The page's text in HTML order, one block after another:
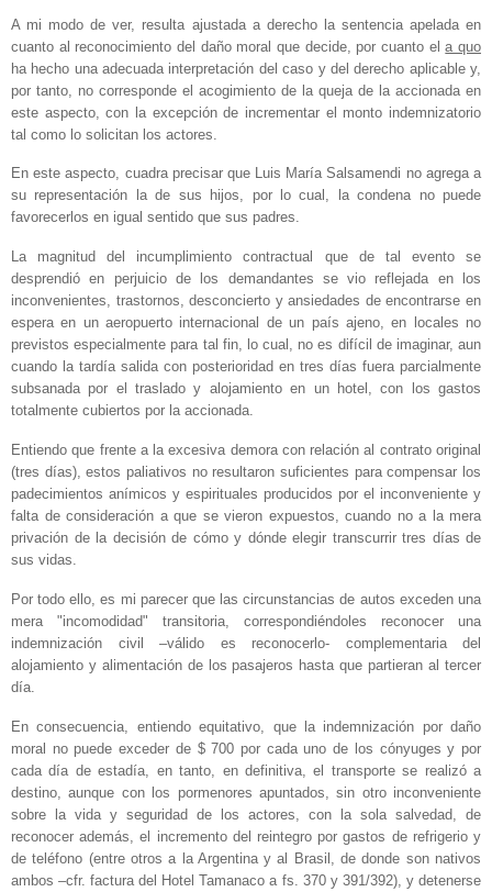
A mi modo de ver, resulta ajustada a derecho la sentencia apelada en
cuanto al reconocimiento del daño moral que decide, por cuanto ela quo
ha hecho una adecuada interpretación del caso y del derecho aplicable y,
por tanto, no corresponde el acogimiento de la queja de la accionada en
este aspecto, con la excepción de incrementar el monto indemnizatorio
tal como lo solicitan los actores.
En este aspecto, cuadra precisar que Luis María Salsamendi no agrega a
su representación la de sus hijos, por lo cual, la condena no puede
favorecerlos en igual sentido que sus padres.
La magnitud del incumplimiento contractual que de tal evento se
desprendió en perjuicio de los demandantes se vio reflejada en los
inconvenientes, trastornos, desconcierto y ansiedades de encontrarse en
espera en un aeropuerto internacional de un país ajeno, en locales no
previstos especialmente para tal fin, lo cual, no es difícil de imaginar, aun
cuando la tardía salida con posterioridad en tres días fuera parcialmente
subsanada por el traslado y alojamiento en un hotel, con los gastos
totalmente cubiertos por la accionada.
Entiendo que frente a la excesiva demora con relación al contrato original
(tres días), estos paliativos no resultaron suficientes para compensar los
padecimientos anímicos y espirituales producidos por el inconveniente y
falta de consideración a que se vieron expuestos, cuando no a la mera
privación de la decisión de cómo y dónde elegir transcurrir tres días de
sus vidas.
Por todo ello, es mi parecer que las circunstancias de autos exceden una
mera "incomodidad" transitoria, correspondiéndoles reconocer una
indemnización civil –válido es reconocerlo- complementaria del
alojamiento y alimentación de los pasajeros hasta que partieran al tercer
día.
En consecuencia, entiendo equitativo, que la indemnización por daño
moral no puede exceder de $ 700 por cada uno de los cónyuges y por
cada día de estadía, en tanto, en definitiva, el transporte se realizó a
destino, aunque con los pormenores apuntados, sin otro inconveniente
sobre la vida y seguridad de los actores, con la sola salvedad, de
reconocer además, el incremento del reintegro por gastos de refrigerio y
de teléfono (entre otros a la Argentina y al Brasil, de donde son nativos
ambos –cfr. factura del Hotel Tamanaco a fs. 370 y 391/392), y detenerse